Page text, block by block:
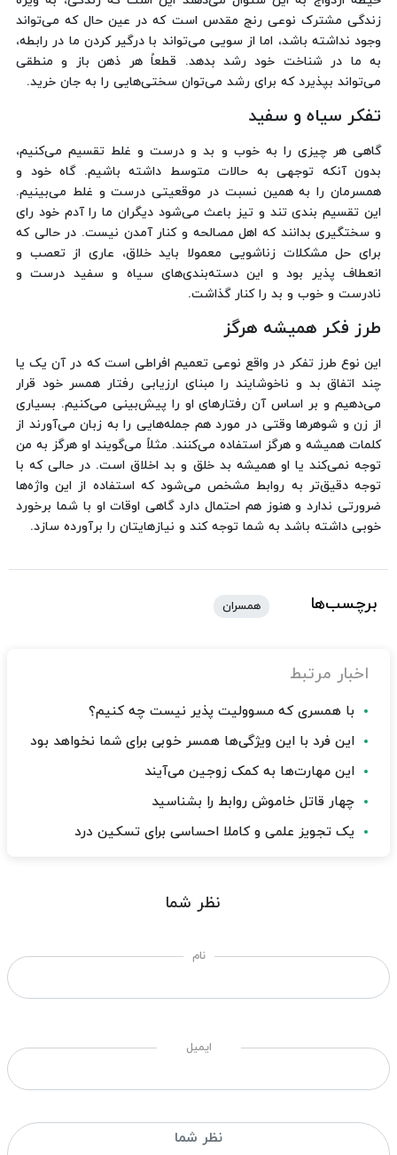
زندگی مشترک نوعی رنج مقدس است که در عین حال که می‌تواند
وجود نداشته باشد، اما از سویی می‌تواند با درگیر کردن ما در رابطه،
به ما در شناخت خود رشد بدهد. قطعاً هر ذهن باز و منطقی
می‌تواند بپذیرد که برای رشد می‌توان سختی‌هایی را به جان خرید.
تفکر سیاه و سفید
گاهی هر چیزی را به خوب و بد و درست و غلط تقسیم می‌کنیم،
بدون آنکه توجهی به حالات متوسط داشته باشیم. گاه خود و
همسرمان را به همین نسبت در موقعیتی درست و غلط می‌بینیم.
این تقسیم بندی تند و تیز باعث می‌شود دیگران ما را آدم خود رای
و سختگیری بدانند که اهل مصالحه و کنار آمدن نیست. در حالی که
برای حل مشکلات زناشویی معمولا باید خلاق، عاری از تعصب و
انعطاف پذیر بود و این دسته‌بندی‌های سیاه و سفید درست و
نادرست و خوب و بد را کنار گذاشت.
طرز فکر همیشه هرگز
این نوع طرز تفکر در واقع نوعی تعمیم افراطی است که در آن یک یا
چند اتفاق بد و ناخوشایند را مبنای ارزیابی رفتار همسر خود قرار
می‌دهیم و بر اساس آن رفتارهای او را پیش‌بینی می‌کنیم. بسیاری
از زن و شوهرها وقتی در مورد هم جمله‌هایی را به زبان می‌آورند از
کلمات همیشه و هرگز استفاده می‌کنند. مثلاً می‌گویند او هرگز به من
توجه نمی‌کند یا او همیشه بد خلق و بد اخلاق است. در حالی که با
توجه دقیق‌تر به روابط مشخص می‌شود که استفاده از این واژه‌ها
ضرورتی ندارد و هنوز هم احتمال دارد گاهی اوقات او با شما برخورد
خوبی داشته باشد به شما توجه کند و نیازهایتان را برآورده سازد.
برچسب‌ها همسران
اخبار مرتبط
با همسری که مسوولیت پذیر نیست چه کنیم؟
این فرد با این ویژگی‌ها همسر خوبی برای شما نخواهد بود
این مهارت‌ها به کمک زوجین می‌آیند
چهار قاتل خاموش روابط را بشناسید
یک تجویز علمی و کاملا احساسی برای تسکین درد
نظر شما
نام
ایمیل